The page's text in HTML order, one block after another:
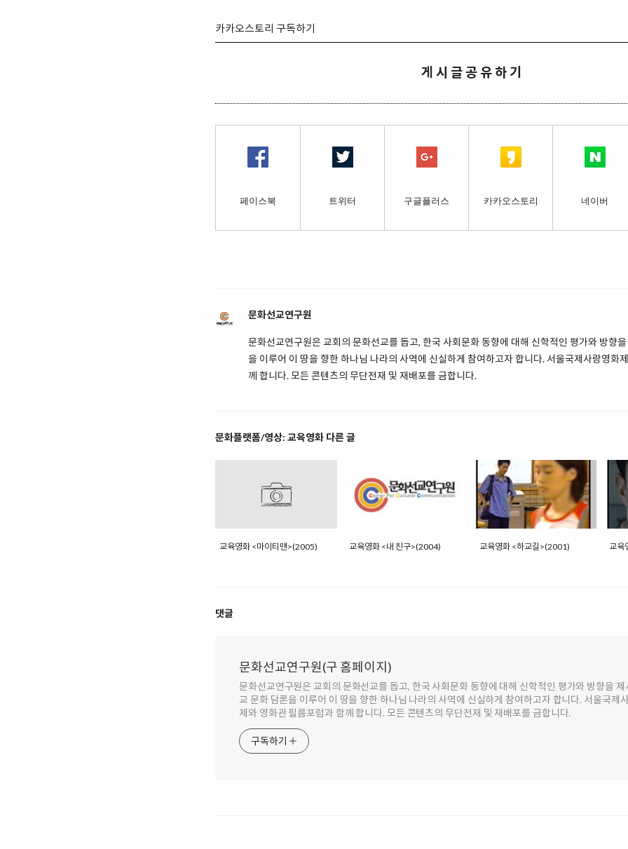
카카오스토리 구독하기
게 시 글 공 유 하 기
페이스북 트위터 구글플러스 카카오스토리 네이버
문화선교연구원
문화선교연구원은 교회의 문화선교를 돕고, 한국 사회문화 동향에 대해 신학적인 평가와 방향
을 이루어 이 땅을 향한 하나님 나라의 사역에 신실하게 참여하고자 합니다. 서울국제사랑영화
께 합니다. 모든 콘텐츠의 무단전재 및 재배포를 금합니다.
문화플랫폼/영상: 교육영화 다른 글
교육영화 <마이티맨>(2005) 교육영화 <내 친구>(2004) 교육영화 <하교길>(2001) 교육
댓글
문화선교연구원(구 홈페이지)
문화선교연구원은 교회의 문화선교를 돕고, 한국 사회문화 동향에 대해 신학적인 평가와 방향을 제
교 문화 담론을 이루어 이 땅을 향한 하나님 나라의 사역에 신실하게 참여하고자 합니다. 서울국제
제와 영화관 필름포럼과 함께 합니다. 모든 콘텐츠의 무단전재 및 재배포를 금합니다.
구독하기